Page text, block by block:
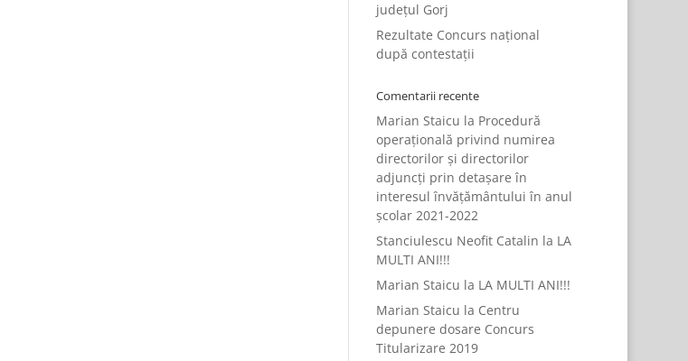
județul Gorj
Rezultate Concurs național
după contestații
Comentarii recente
Marian Staicu la Procedură
operațională privind numirea
directorilor și directorilor
adjuncți prin detașare în
interesul învățământului în anul
școlar 2021-2022
Stanciulescu Neofit Catalin la LA
MULTI ANI!!!
Marian Staicu la LA MULTI ANI!!!
Marian Staicu la Centru
depunere dosare Concurs
Titularizare 2019